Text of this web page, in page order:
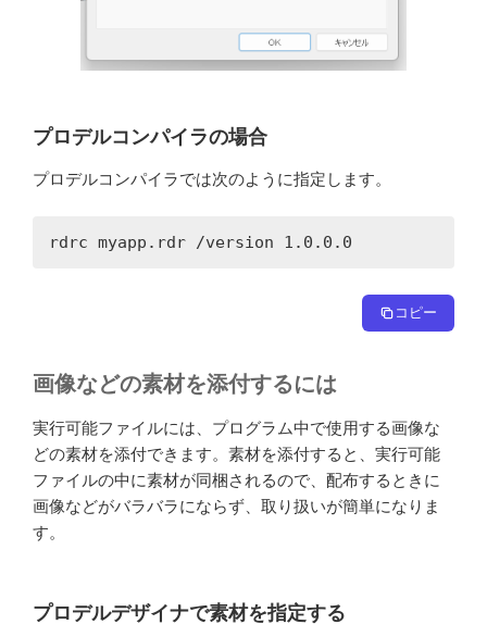
プロデルコンパイラの場合
プロデルコンパイラでは次のように指定します。
rdrc myapp.rdr /version 1.0.0.0
コピー
画像などの素材を添付するには
実行可能ファイルには、プログラム中で使用する画像な
どの素材を添付できます。素材を添付すると、実行可能
ファイルの中に素材が同梱されるので、配布するときに
画像などがバラバラにならず、取り扱いが簡単になりま
す。
プロデルデザイナで素材を指定する